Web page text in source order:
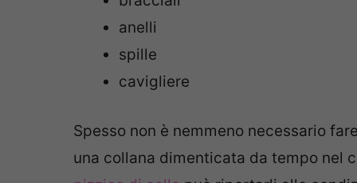
anelli
spille
cavigliere
Spesso non è nemmeno necessario
una collana dimenticata da tempo nel